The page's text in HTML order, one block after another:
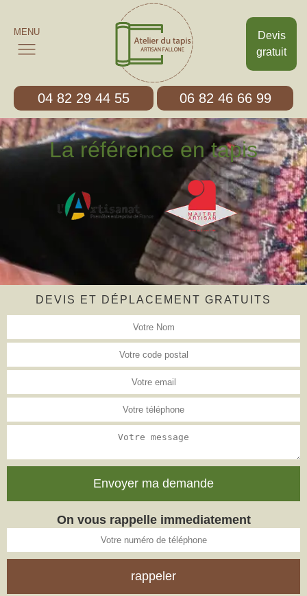
Devis
gratuit
MENU
04 82 29 44 55 06 82 46 66 99
La référence en tapis
DEVIS ET DÉPLACEMENT GRATUITS
On vous rappelle immediatement